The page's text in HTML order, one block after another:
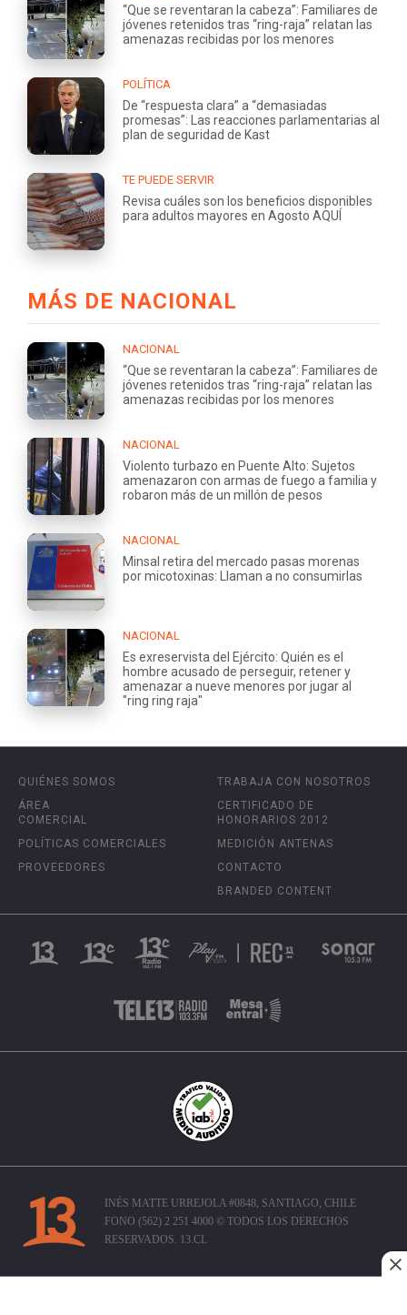
“Que se reventaran la cabeza”: Familiares de
jóvenes retenidos tras “ring-raja” relatan las
amenazas recibidas por los menores
POLÍTICA
De “respuesta clara” a “demasiadas
promesas”: Las reacciones parlamentarias al
plan de seguridad de Kast
TE PUEDE SERVIR
Revisa cuáles son los beneficios disponibles
para adultos mayores en Agosto AQUÍ
MÁS DE NACIONAL
NACIONAL
“Que se reventaran la cabeza”: Familiares de
jóvenes retenidos tras “ring-raja” relatan las
amenazas recibidas por los menores
NACIONAL
Violento turbazo en Puente Alto: Sujetos
amenazaron con armas de fuego a familia y
robaron más de un millón de pesos
NACIONAL
Minsal retira del mercado pasas morenas
por micotoxinas: Llaman a no consumirlas
NACIONAL
Es exreservista del Ejército: Quién es el
hombre acusado de perseguir, retener y
amenazar a nueve menores por jugar al
"ring ring raja"
QUIÉNES SOMOS
ÁREA
COMERCIAL
POLÍTICAS COMERCIALES
PROVEEDORES
TRABAJA CON NOSOTROS
CERTIFICADO DE
HONORARIOS 2012
MEDICIÓN ANTENAS
CONTACTO
BRANDED CONTENT
INÉS MATTE URREJOLA #0848, SANTIAGO, CHILE
FONO (562) 2 251 4000 © TODOS LOS DERECHOS
RESERVADOS. 13.CL